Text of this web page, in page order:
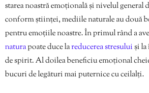
starea noastră emoțională și nivelul general
conform științei, mediile naturale au două
pentru emoțiile noastre. În primul rând a
naturapoate duce lareducerea stresuluiși
de spirit. Al doilea beneficiu emoțional
bucuri de legături mai puternice cu ceilalți.